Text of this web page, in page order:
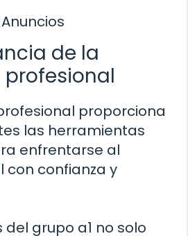
Anuncios
de la
proporciona
las herramientas
enfrentarse al
con confianza y
del grupo a1 no solo